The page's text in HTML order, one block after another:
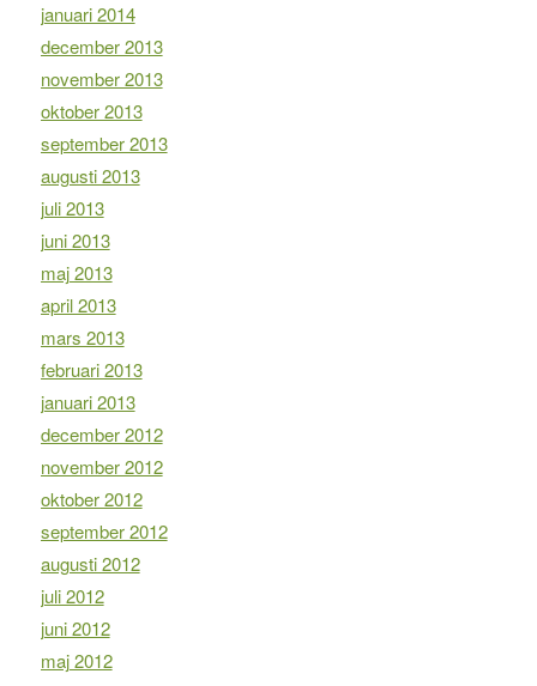
januari 2014
december 2013
november 2013
oktober 2013
september 2013
augusti 2013
juli 2013
juni 2013
maj 2013
april 2013
mars 2013
februari 2013
januari 2013
december 2012
november 2012
oktober 2012
september 2012
augusti 2012
juli 2012
juni 2012
maj 2012